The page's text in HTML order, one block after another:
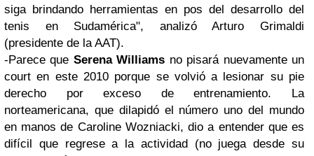
siga brindando herramientas en pos del desarrollo del
tenis en Sudamérica", analizó Arturo Grimaldi
(presidente de la AAT).
-Parece que Serena Williams no pisará nuevamente un
court en este 2010 porque se volvió a lesionar su pie
derecho por exceso de entrenamiento. La
norteamericana, que dilapidó el número uno del mundo
en manos de Caroline Wozniacki, dio a entender que es
difícil que regrese a la actividad (no juega desde su